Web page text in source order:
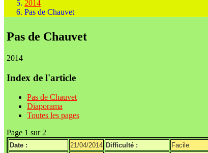
2014
Pas de Chauvet
Pas de Chauvet
2014
Index de l'article
Pas de Chauvet
Diaporama
Toutes les pages
Page 1 sur 2
Date : 21/04/2014 Difficulté :
Facile